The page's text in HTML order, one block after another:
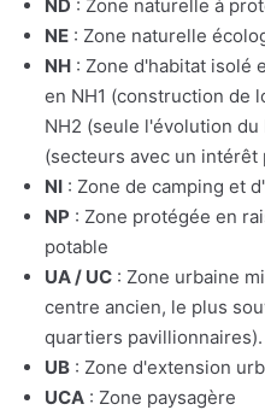
ND : Zone naturelle à
NE : Zone naturelle
NH : Zone d'habitat isolé
en NH1 (construction de
NH2 (seule l'évolution
(secteurs avec un intérêt
NI : Zone de camping et
NP : Zone protégée en
potable
UA / UC : Zone urbaine
centre ancien, le plus
quartiers pavillionnaires).
UB : Zone d'extension
UCA : Zone paysagère